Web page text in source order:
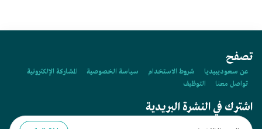
تصفح
عن سعوديبيديا شروط الاستخدام سياسة الخصوصية
المشاركة الإلكترونية
تواصل معنا
التوظيف
اشترك في النشرة البريدية